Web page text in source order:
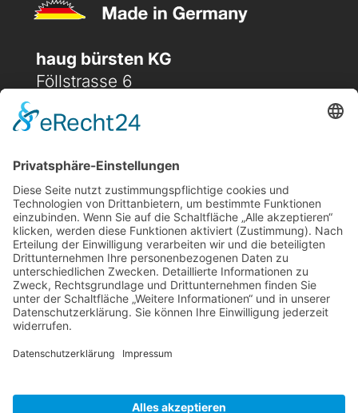
haug bürsten KG
Föllstrasse 6
 (+49) 08231 / 96 30 96
 office@haugbuersten.de
Weitere Seiten
Hygienesortiment
Haushaltssortiment
Ansprechpartner
Jobs